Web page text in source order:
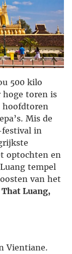
500 kilo
hoge toren is
hoofdtoren
Mis de
in
optochten en
tempel
van het
That Luang,
Vientiane.